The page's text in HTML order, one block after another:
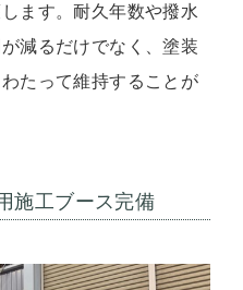
ます。耐久年数や撥水
減るだけでなく、塗装
たって維持することが
施工ブース完備